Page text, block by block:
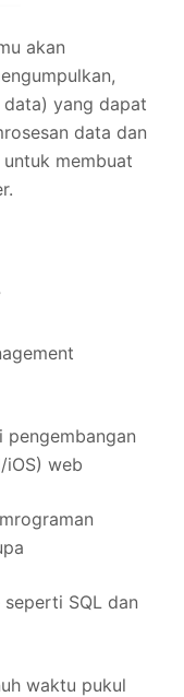
akan
data) yang dapat
data dan
membuat
pengembangan
web
SQL dan
waktu pukul